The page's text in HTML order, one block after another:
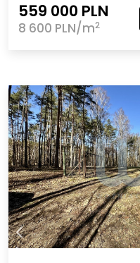
559 000 PLN
8 600 PLN/m2